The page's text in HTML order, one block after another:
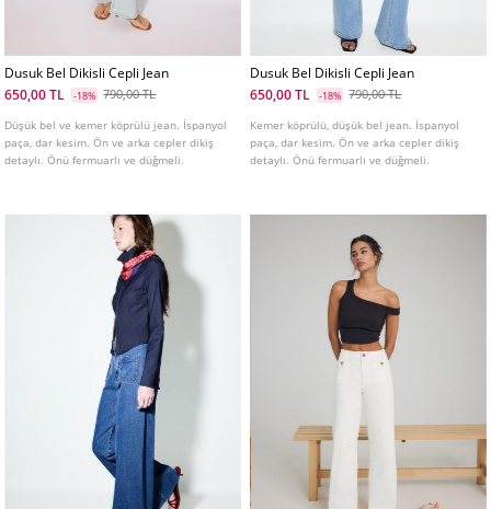
Dusuk Bel Dikisli Cepli Jean
650,00 TL
-18% 790,00 TL
Düşük bel ve kemer köprülü jean. İspanyol
paça, dar kesim. Ön ve arka cepler dikiş
detaylı. Önü fermuarlı ve düğmeli.
Dusuk Bel Dikisli Cepli Jean
650,00 TL
-18% 790,00 TL
Kemer köprülü, düşük bel jean. İspanyol
paça, dar kesim. Ön ve arka cepler dikiş
detaylı. Önü fermuarlı ve düğmeli.